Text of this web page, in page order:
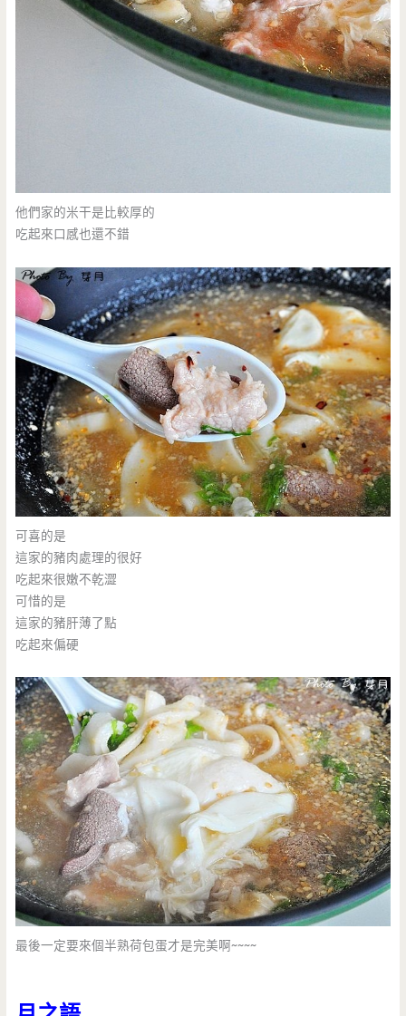
他們家的米干是比較厚的
吃起來口感也還不錯
可喜的是
這家的豬肉處理的很好
吃起來很嫩不乾澀
可惜的是
這家的豬肝薄了點
吃起來偏硬
最後一定要來個半熟荷包蛋才是完美啊~~~~